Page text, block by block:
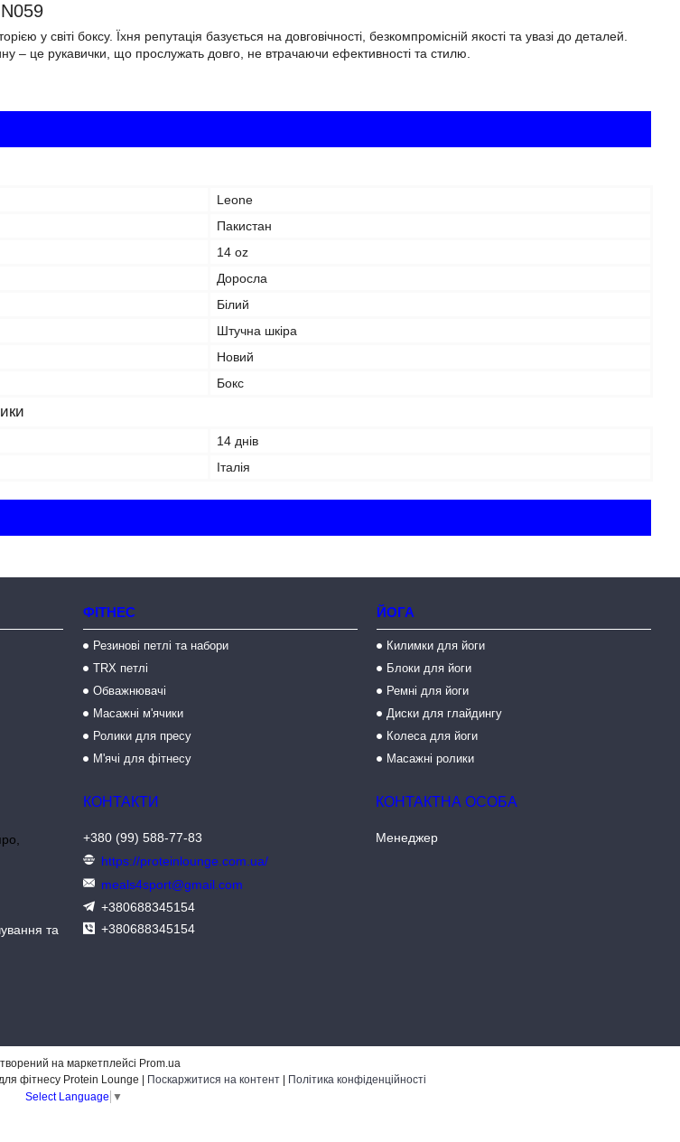
у світі боксу. Їхня репутація базується на довговічності, безкомпромісній якості та увазі до деталей.
– це рукавички, що прослужать довго, не втрачаючи ефективності та стилю.
Leone
Пакистан
14 oz
Доросла
Білий
Штучна шкіра
Новий
Бокс
14 днів
Італія
ФІТНЕС
Резинові петлі та набори
TRX петлі
Обважнювачі
Масажні м'ячики
Ролики для пресу
М'ячі для фітнесу
ЙОГА
Килимки для йоги
Блоки для йоги
Ремні для йоги
Диски для глайдингу
Колеса для йоги
Масажні ролики
та
+380 (99) 588-77-83
https://proteinlounge.com.ua/
meals4sport@gmail.com
+380688345154
+380688345154
Менеджер
на маркетплейсі Prom.ua
Поскаржитися на контент
Політика конфіденційності
Select Language ▼